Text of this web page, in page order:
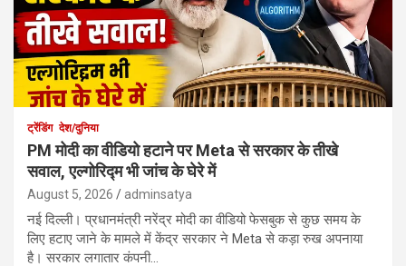
ट्रेंडिंग देश/दुनिया
PM मोदी का वीडियो हटाने पर Meta से सरकार के तीखे
सवाल, एल्गोरिद्म भी जांच के घेरे में
August 5, 2026 adminsatya
नई दिल्ली। प्रधानमंत्री नरेंद्र मोदी का वीडियो फेसबुक से कुछ समय के
लिए हटाए जाने के मामले में केंद्र सरकार ने Meta से कड़ा रुख अपनाया
है। सरकार लगातार कंपनी…